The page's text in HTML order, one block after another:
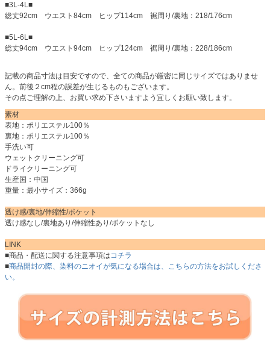
■3L-4L■
総丈92cm ウエスト84cm ヒップ114cm 裾周り/裏地：218/176cm
■5L-6L■
総丈94cm ウエスト94cm ヒップ124cm 裾周り/裏地：228/186cm
記載の商品寸法は目安ですので、全ての商品が厳密に同じサイズではありませ
ん。前後２cm程の誤差が生じるものもございます。
その点ご理解の上、お買い求め下さいますよう宜しくお願い致します。
素材
表地：ポリエステル100％
裏地：ポリエステル100％
手洗い可
ウェットクリーニング可
ドライクリーニング可
生産国：中国
重量：最小サイズ：366g
透け感/裏地/伸縮性/ポケット
透け感なし/裏地あり/伸縮性あり/ポケットなし
LINK
■商品・配送に関する注意事項はコチラ
■商品開封の際、染料のニオイが気になる場合は、こちらの方法をお試しくださ
い。